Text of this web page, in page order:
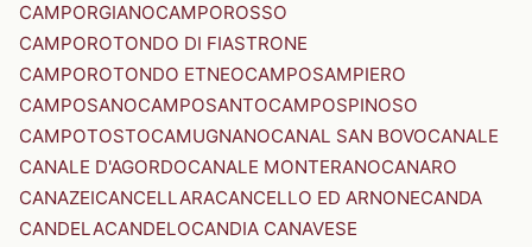
CAMPORGIANOCAMPOROSSO
CAMPOROTONDO DI FIASTRONE
CAMPOROTONDO ETNEOCAMPOSAMPIERO
CAMPOSANOCAMPOSANTOCAMPOSPINOSO
CAMPOTOSTOCAMUGNANOCANAL SAN BOVOCANALE
CANALE D'AGORDOCANALE MONTERANOCANARO
CANAZEICANCELLARACANCELLO ED ARNONECANDA
CANDELACANDELOCANDIA CANAVESE